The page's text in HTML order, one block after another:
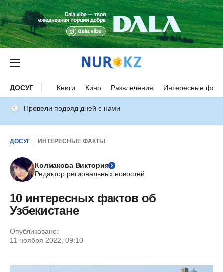
ДОСУГ Книги Кино Развлечения Интересные
Провели подряд дней с нами
ДОСУГ ИНТЕРЕСНЫЕ ФАКТЫ
Колмакова Виктория
Редактор региональных новостей
10 интересных фактов об
Узбекистане
Опубликовано:
11 ноября 2022, 09:10